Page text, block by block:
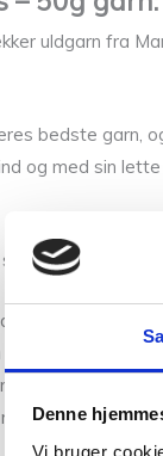
Denne
Vi bruger
uldgarn fra
bedste garn,
og med sin
alene på
3 = 26 m / 30 p
28 p
/ 26 p
/ 24 p